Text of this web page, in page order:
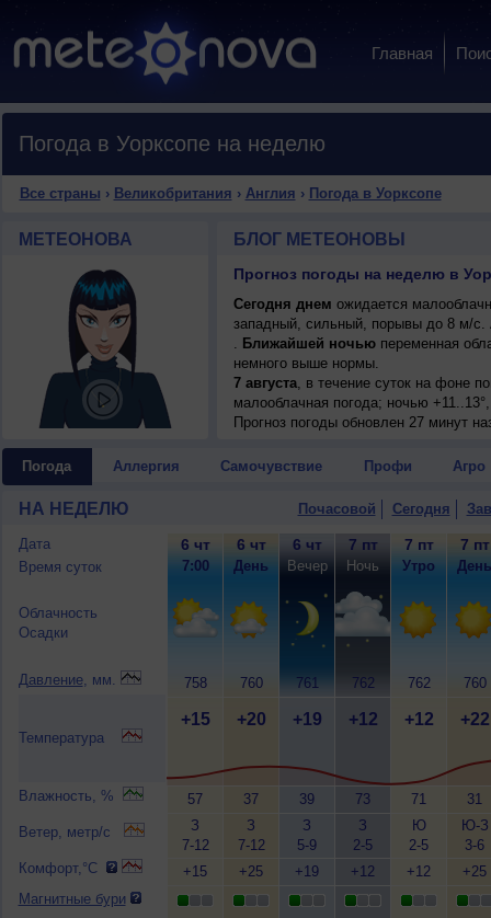
Главная
Погода в Уорксопе на неделю
Все страны › Великобритания › Англия › Погода в Уорксопе
МЕТЕОНОВА БЛОГ МЕТЕОНОВЫ
Прогноз погоды на неделю в
Сегодня днем ожидается
западный, сильный, порывы до 8 м/
. Ближайшей ночьюпеременная
немного выше нормы.
7 августа, в течение суток на фоне
малооблачная погода; ночью
умеренный.
Прогноз погоды обновлен 27 минут
Погода Аллергия Самочувствие Профи Агро
НА НЕДЕЛЮ Почасовой Сегодня
Дата
Время суток
Облачность
Осадки
Давление, мм.
Температура
Влажность, %
Ветер, метр/с
Комфорт,°C
Магнитные бури
6 чт
7:00
758
+15
57
З
7-12
+15
6 чт
День
760
+20
37
З
7-12
+25
6 чт
Вечер
761
+19
39
З
5-9
+19
7 пт
Ночь
762
+12
73
З
2-5
+12
7 пт
Утро
762
+12
71
Ю
2-5
+12
7 пт
День
760
+22
31
Ю-З
3-6
+25